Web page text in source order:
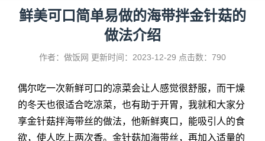
鲜美可口简单易做的海带拌金针菇的
做法介绍
作者：做饭网 更新时间：2023-12-29 点击数：790
偶尔吃一次新鲜可口的凉菜会让人感觉很舒服，而干燥
的冬天也很适合吃凉菜，也有助于开胃，我就和大家分
享金针菇拌海带丝的做法，他新鲜爽口，能吸引人的食
欲，使人吃上两次香。金针菇加海带丝，再加入适量的